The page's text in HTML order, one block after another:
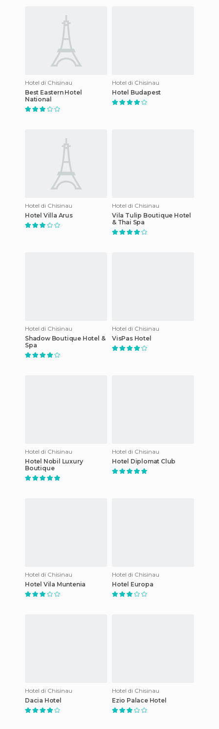
Hotel di Chisinau
Best Eastern Hotel
National
Hotel di Chisinau
Hotel Budapest
Hotel di Chisinau
Hotel Villa Arus
Hotel di Chisinau
Vila Tulip Boutique Hotel
& Thai Spa
Hotel di Chisinau
Shadow Boutique Hotel &
Spa
Hotel di Chisinau
VisPas Hotel
Hotel di Chisinau
Hotel Nobil Luxury
Boutique
Hotel di Chisinau
Hotel Diplomat Club
Hotel di Chisinau
Hotel Vila Muntenia
Hotel di Chisinau
Hotel Europa
Hotel di Chisinau
Dacia Hotel
Hotel di Chisinau
Ezio Palace Hotel